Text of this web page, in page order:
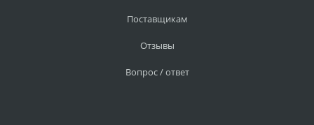
Поставщикам
Отзывы
Вопрос / ответ